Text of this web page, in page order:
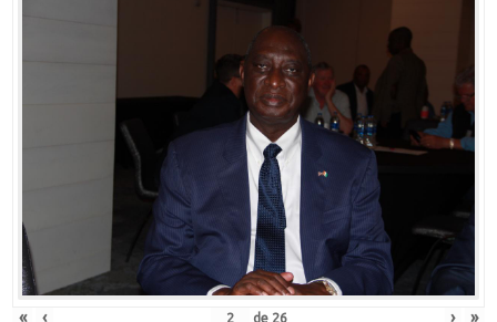
« ‹ de 26 › »